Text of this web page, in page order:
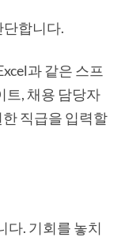
합니다.
과 같은 스프
트, 채용 담당자
직급을 입력할
다. 기회를 놓치